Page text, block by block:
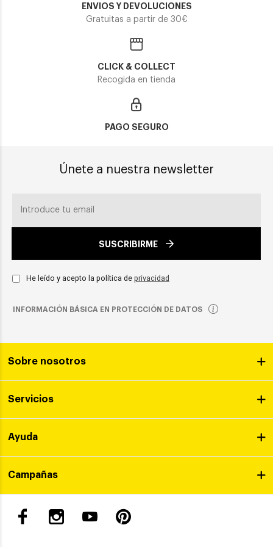
ENVIOS Y DEVOLUCIONES
Gratuitas a partir de 30€
CLICK & COLLECT
Recogida en tienda
PAGO SEGURO
Únete a nuestra newsletter
SUSCRIBIRME
He leído y acepto la política deprivacidad
INFORMACIÓN BÁSICA EN PROTECCIÓN DE DATOS
Sobre nosotros
Servicios
Ayuda
Campañas